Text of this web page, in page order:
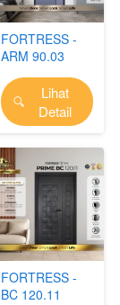
FORTRESS -
ARM 90.03
`
Lihat
Detail
FORTRESS -
BC 120.11